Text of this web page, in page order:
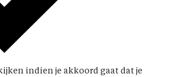
indien je akkoord gaat dat je